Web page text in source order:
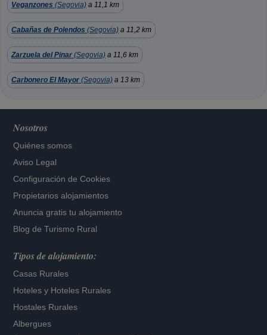
Veganzones (Segovia) a 11,1 km
Cabañas de Polendos (Segovia) a 11,2 km
Zarzuela del Pinar (Segovia) a 11,6 km
Carbonero El Mayor (Segovia) a 13 km
Nosotros
Quiénes somos
Aviso Legal
Configuración de Cookies
Propietarios alojamientos
Anuncia gratis tu alojamiento
Blog de Turismo Rural
Tipos de alojamiento:
Casas Rurales
Hoteles y Hoteles Rurales
Hostales Rurales
Albergues